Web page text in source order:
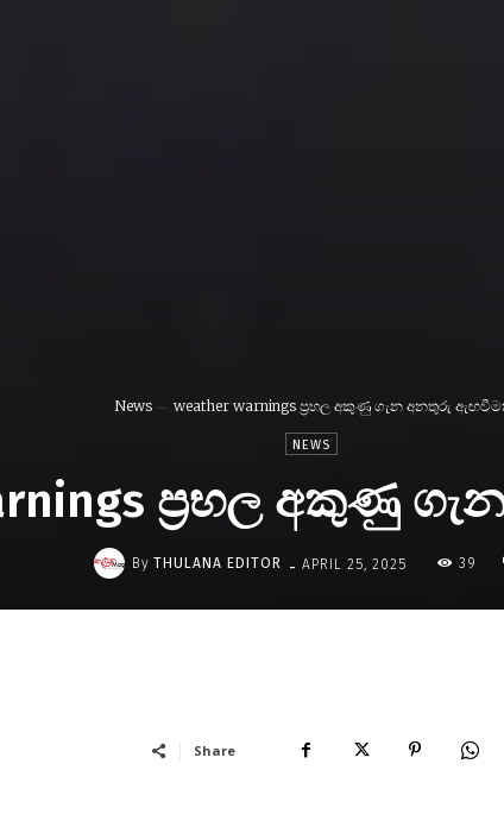
News weather warnings ප්‍රභල අකුණු ගැන අනතුරු
NEWS
ප්‍රභල අකුණු
By THULANA EDITOR - APRIL 25, 2025 39
Share